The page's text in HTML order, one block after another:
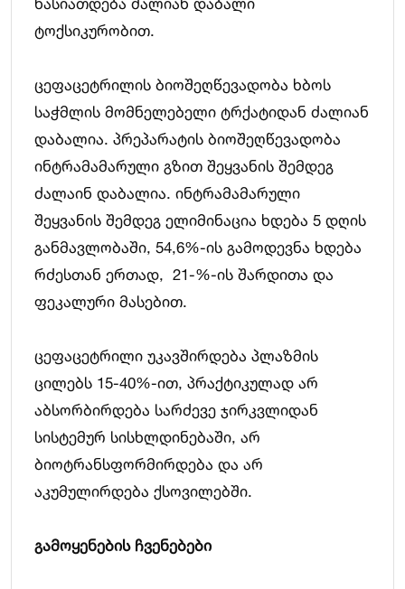
ტოქსიკურობით.
ცეფაცეტრილის ბიოშეღწევადობა ხბოს
საჭმლის მომნელებელი ტრქატიდან ძალიან
დაბალია. პრეპარატის ბიოშეღწევადობა
ინტრამამარული გზით შეყვანის შემდეგ
ძალაინ დაბალია. ინტრამამარული
შეყვანის შემდეგ ელიმინაცია ხდება 5 დღის
განმავლობაში, 54,6%-ის გამოდევნა ხდება
რძესთან ერთად, 21-%-ის შარდითა და
ფეკალური მასებით.
ცეფაცეტრილი უკავშირდება პლაზმის
ცილებს 15-40%-ით, პრაქტიკულად არ
აბსორბირდება სარძევე ჯირკვლიდან
სისტემურ სისხლდინებაში, არ
ბიოტრანსფორმირდება და არ
აკუმულირდება ქსოვილებში.
გამოყენების ჩვენებები